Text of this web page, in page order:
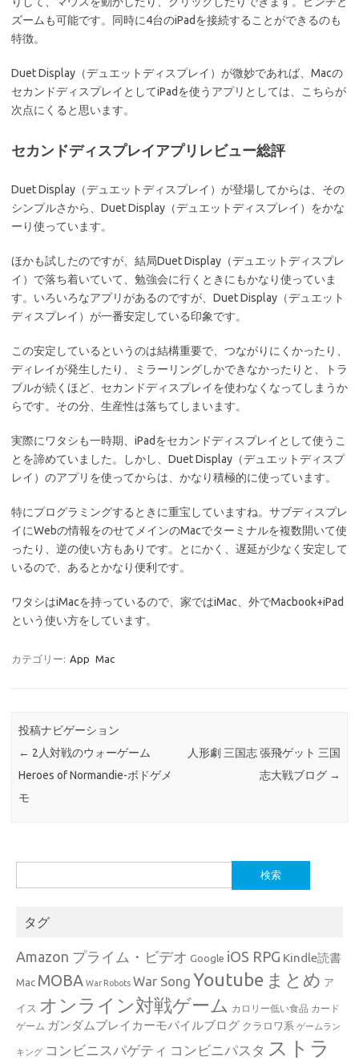
ズームも可能です。同時に4台のiPadを接続することができるのも
特徴。
Duet Display（デュエットディスプレイ）が微妙であれば、Macの
セカンドディスプレイとしてiPadを使うアプリとしては、こちらが
次点にくると思います。
セカンドディスプレイアプリレビュー総評
Duet Display（デュエットディスプレイ）が登場してからは、その
シンプルさから、Duet Display（デュエットディスプレイ）をかな
ーり使っています。
ほかも試したのですが、結局Duet Display（デュエットディスプレ
イ）で落ち着いていて、勉強会に行くときにもかなり使っていま
す。いろいろなアプリがあるのですが、Duet Display（デュエット
ディスプレイ）が一番安定している印象です。
この安定しているというのは結構重要で、つながりにくかったり、
ディレイが発生したり、ミラーリングしかできなかったりと、トラ
ブルが続くほど、セカンドディスプレイを使わなくなってしまうか
らです。その分、生産性は落ちてしまいます。
実際にワタシも一時期、iPadをセカンドディスプレイとして使うこ
とを諦めていました。しかし、Duet Display（デュエットディスプ
レイ）のアプリを使ってからは、かなり積極的に使っています。
特にプログラミングするときに重宝していますね。サブディスプレ
イにWebの情報をのせてメインのMacでターミナルを複数開いて使
ったり、逆の使い方もありです。とにかく、遅延が少なく安定して
いるので、あるとかなり便利です。
ワタシはiMacを持っているので、家ではiMac、外でMacbook+iPad
という使い方をしています。
カテゴリー: App Mac
投稿ナビゲーション
← 2人対戦のウォーゲーム
Heroes of Normandie-ボドゲメ
モ
人形劇 三国志 張飛ゲット 三国
志大戦ブログ →
索:
タグ
Amazon プライム・ビデオ Google iOS RPG Kindle読書
Mac MOBA War Robots War Song Youtube まとめ ア
イス オンライン対戦ゲーム カロリー低い食品 カード
ゲーム ガンダムブレイカーモバイルブログ クラロワ系 ゲームラン
キング コンビニスパゲティ コンビニパスタ ストラ